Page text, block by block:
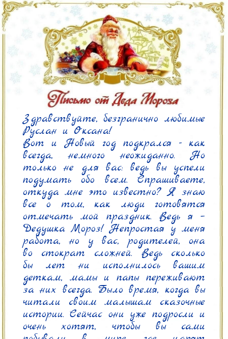
Здравствуйте, безгранично любимые
Руслан и Оксана!
Вот и Новый год подкрался - как
всегда, немного неожиданно. Но
только не для вас: ведь вы успели
подумать обо всем. Спрашиваете,
откуда мне это известно? Я знаю
все о том, как люди готовятся
отмечать мой праздник. Ведь я –
Дедушка Мороз! Непростая у меня
работа, но у вас, родителей, она
во стократ сложней. Ведь сколько
бы лет ни исполнилось вашим
деткам, мамы и папы переживают
за них всегда. Было время, когда вы
читали своим малышам сказочные
истории. Сейчас они уже подросли и
очень хотят, чтобы вы сами